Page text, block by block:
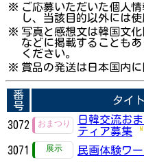
※ ご応募いただいた個人
し、当該目的以外には使
※ 写真と感想文は韓国文化
などに掲載することも
ください。
※ 賞品の発送は日本国内に
番
号
タイ
3072
日韓交流お
ティア募集
3071 民画体験ワ